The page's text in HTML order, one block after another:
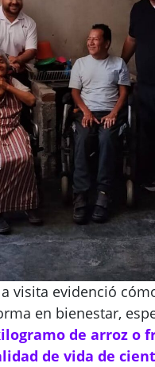
visita evidenció
en bienestar,
de arroz o
de vida de